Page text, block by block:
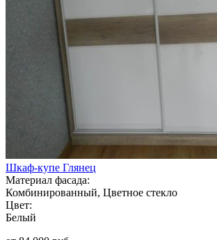
Шкаф-купе Глянец
Материал фасада:
Комбинированный, Цветное стекло
Цвет:
Белый